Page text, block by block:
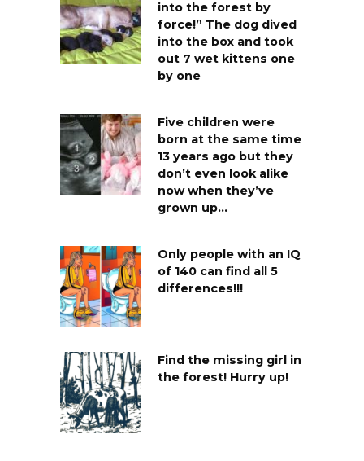
into the forest by
force!” The dog dived
into the box and took
out 7 wet kittens one
by one
Five children were
born at the same time
13 years ago but they
don’t even look alike
now when they’ve
grown up…
Only people with an IQ
of 140 can find all 5
differences!!!
Find the missing girl in
the forest! Hurry up!